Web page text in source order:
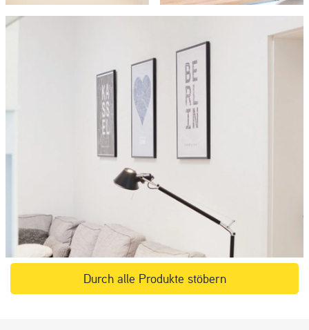
Durch alle Produkte stöbern